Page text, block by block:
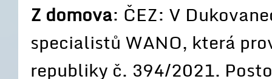
Z domova: ČEZ: V
specialistů WANO, která
republiky č. 394/2021.